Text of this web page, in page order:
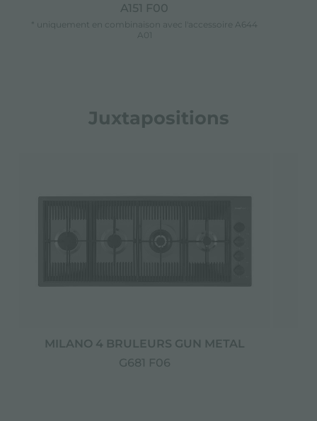
A151 F00
* uniquement en combinaison avec l'accessoire A644
A01
Juxtapositions
MILANO 4 BRULEURS GUN METAL
G681 F06